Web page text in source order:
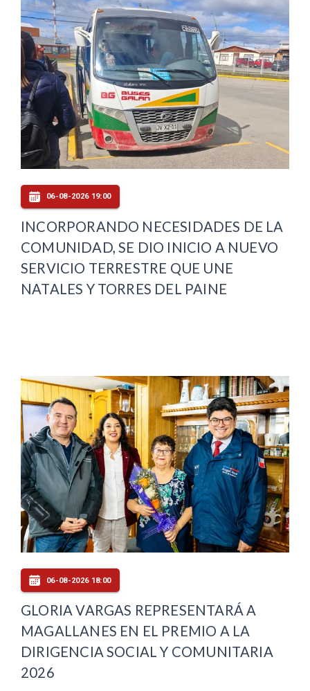
06-08-2026 19:00
INCORPORANDO NECESIDADES DE LA
COMUNIDAD, SE DIO INICIO A NUEVO
SERVICIO TERRESTRE QUE UNE
NATALES Y TORRES DEL PAINE
06-08-2026 18:00
GLORIA VARGAS REPRESENTARÁ A
MAGALLANES EN EL PREMIO A LA
DIRIGENCIA SOCIAL Y COMUNITARIA
2026